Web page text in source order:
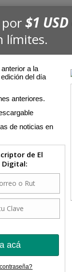
$1 USD
límites.
a la
del día
anteriores.
de noticias en
de El
Digital:
acá